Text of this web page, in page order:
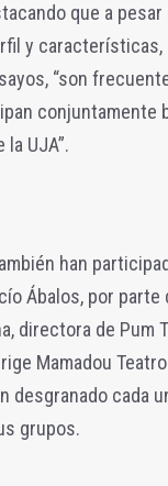
que a pesar
y características,
“son
conjuntamente
la UJA”.
han
Ábalos, por parte
directora de Pum
Mamadou
desgranado cada
grupos.